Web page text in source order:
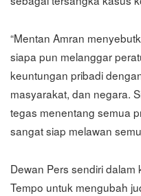
“Mentan Amran
siapa pun melanggar
keuntungan pribadi
masyarakat, dan negara.
tegas menentang semua
sangat siap melawan
Dewan Pers sendiri
Tempo untuk mengubah